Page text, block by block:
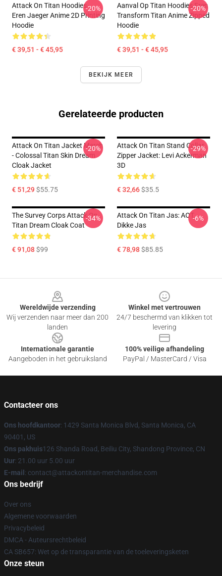
Attack On Titan Hoodies -
Eren Jaeger Anime 2D Printing
Hoodie
€ 39,51 - € 45,95
-20%
Aanval Op Titan Hoodies Eren
Transform Titan Anime Zipped
Hoodie
€ 39,51 - € 45,95
-20%
BEKIJK MEER
Gerelateerde producten
Attack On Titan Jacket Merch
- Colossal Titan Skin Dream
Cloak Jacket
€ 51,29$55.75
-20%
Attack On Titan Stand Collar
Zipper Jacket: Levi Ackerman
3D
€ 32,66$35.5
-29%
The Survey Corps Attack On
Titan Dream Cloak Coat
€ 91,08$99
-34%
Attack On Titan Jas: AOT
Dikke Jas
€ 78,98$85.85
-6%
Wereldwijde verzending
Wij verzenden naar meer dan 200
landen
Winkel met vertrouwen
24/7 beschermd van klikken tot
levering
Internationale garantie
Aangeboden in het gebruiksland
100% veilige afhandeling
PayPal / MasterCard / Visa
Contacteer ons
Ons hoofdkantoor: 1429 Santa Monica Blvd, Santa Monica, CA
90401, US
Ons pakhuis126 Shanda Road, Beiliu City, Shandong Province, CN
Uur: 21.00 uur 5.00 uur
E-mail : contact@attackontitan-merchandise.com
Ons bedrijf
Over ons
Algemene voorwaarden
Privacybeleid
DMCA - Auteursrechtbeleid
CA SB657: Wet op de transparantie van de toeleveringsketen
Onze steun